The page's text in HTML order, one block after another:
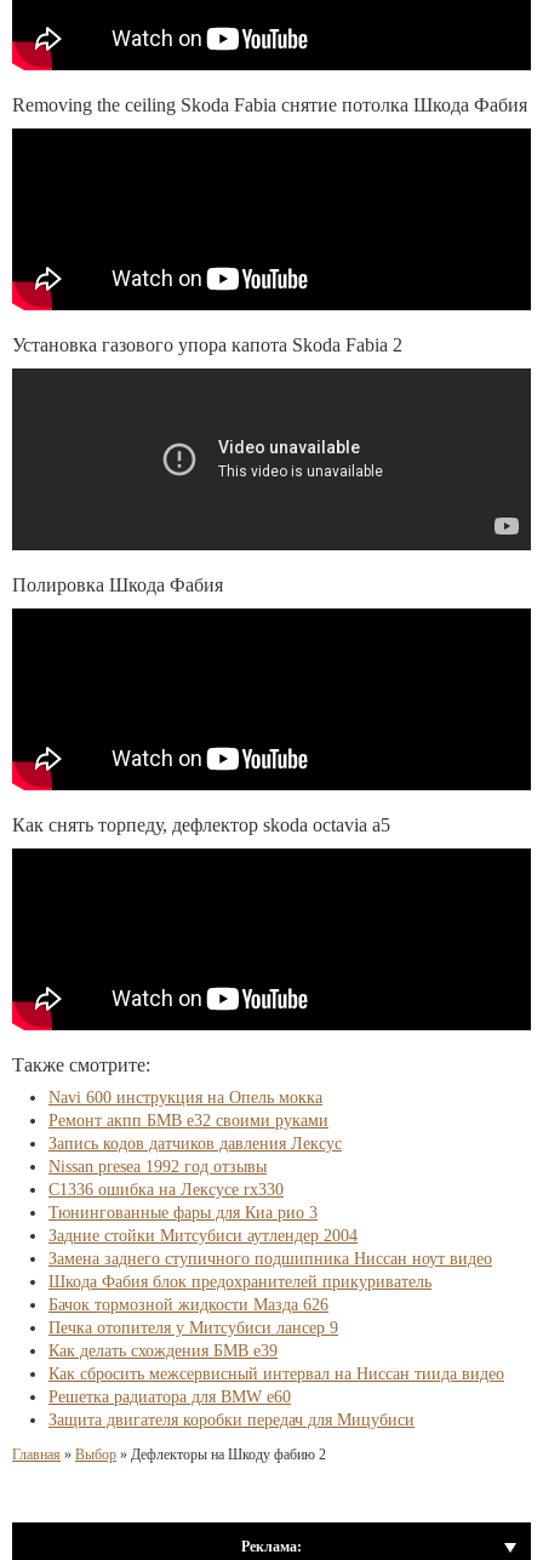
Removing the ceiling Skoda Fabia снятие потолка Шкода Фабия
Установка газового упора капота Skoda Fabia 2
Полировка Шкода Фабия
Как снять торпеду, дефлектор skoda octavia a5
Также смотрите:
Navi 600 инструкция на Опель мокка
Ремонт акпп БМВ е32 своими руками
Запись кодов датчиков давления Лексус
Nissan presea 1992 год отзывы
C1336 ошибка на Лексусе rx330
Тюнингованные фары для Киа рио 3
Задние стойки Митсубиси аутлендер 2004
Замена заднего ступичного подшипника Ниссан ноут видео
Шкода Фабия блок предохранителей прикуриватель
Бачок тормозной жидкости Мазда 626
Печка отопителя у Митсубиси лансер 9
Как делать схождения БМВ е39
Как сбросить межсервисный интервал на Ниссан тиида видео
Решетка радиатора для BMW e60
Защита двигателя коробки передач для Мицубиси
Главная » Выбор » Дефлекторы на Шкоду фабию 2
Реклама: